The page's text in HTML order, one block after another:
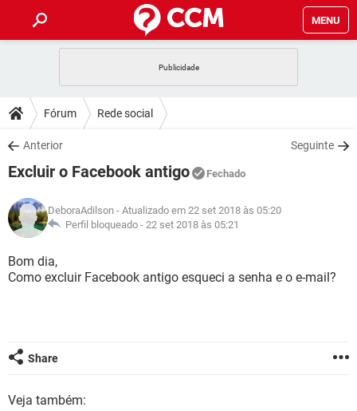
MENU
CELULAR
OUTLOOK
INSTAGRAM GMAIL
GUIA DE COMPRAS
DICAS
JOGOS
INSTAGRAM GMAIL
GUIA DE COMPRAS
DOWNLOADS
JOGOS WHATSAPP
CELULAR
OUTLOOK EXCEL
INSTAGRAM
GUIA DE COMPRAS
JOGOS WHATSAPP
CELULAR
OUTLOOK
GLOSSÁRIO
JOGOS
CELULAR FACEBOOK
GUIA DE COMPRAS
Fórum Rede social
Anterior Seguinte
Excluir o Facebook antigo Fechado
DeboraAdilson - Atualizado em 22 set 2018 às 05:20
Perfil bloqueado - 22 set 2018 às 05:21
Bom dia,
Como excluir Facebook antigo esqueci a senha e o e-mail?
Share
Veja também: